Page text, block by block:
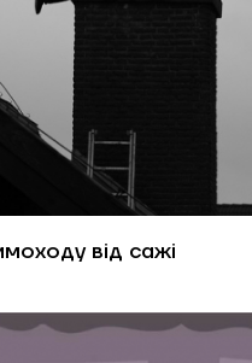
від сажі
Надіслати